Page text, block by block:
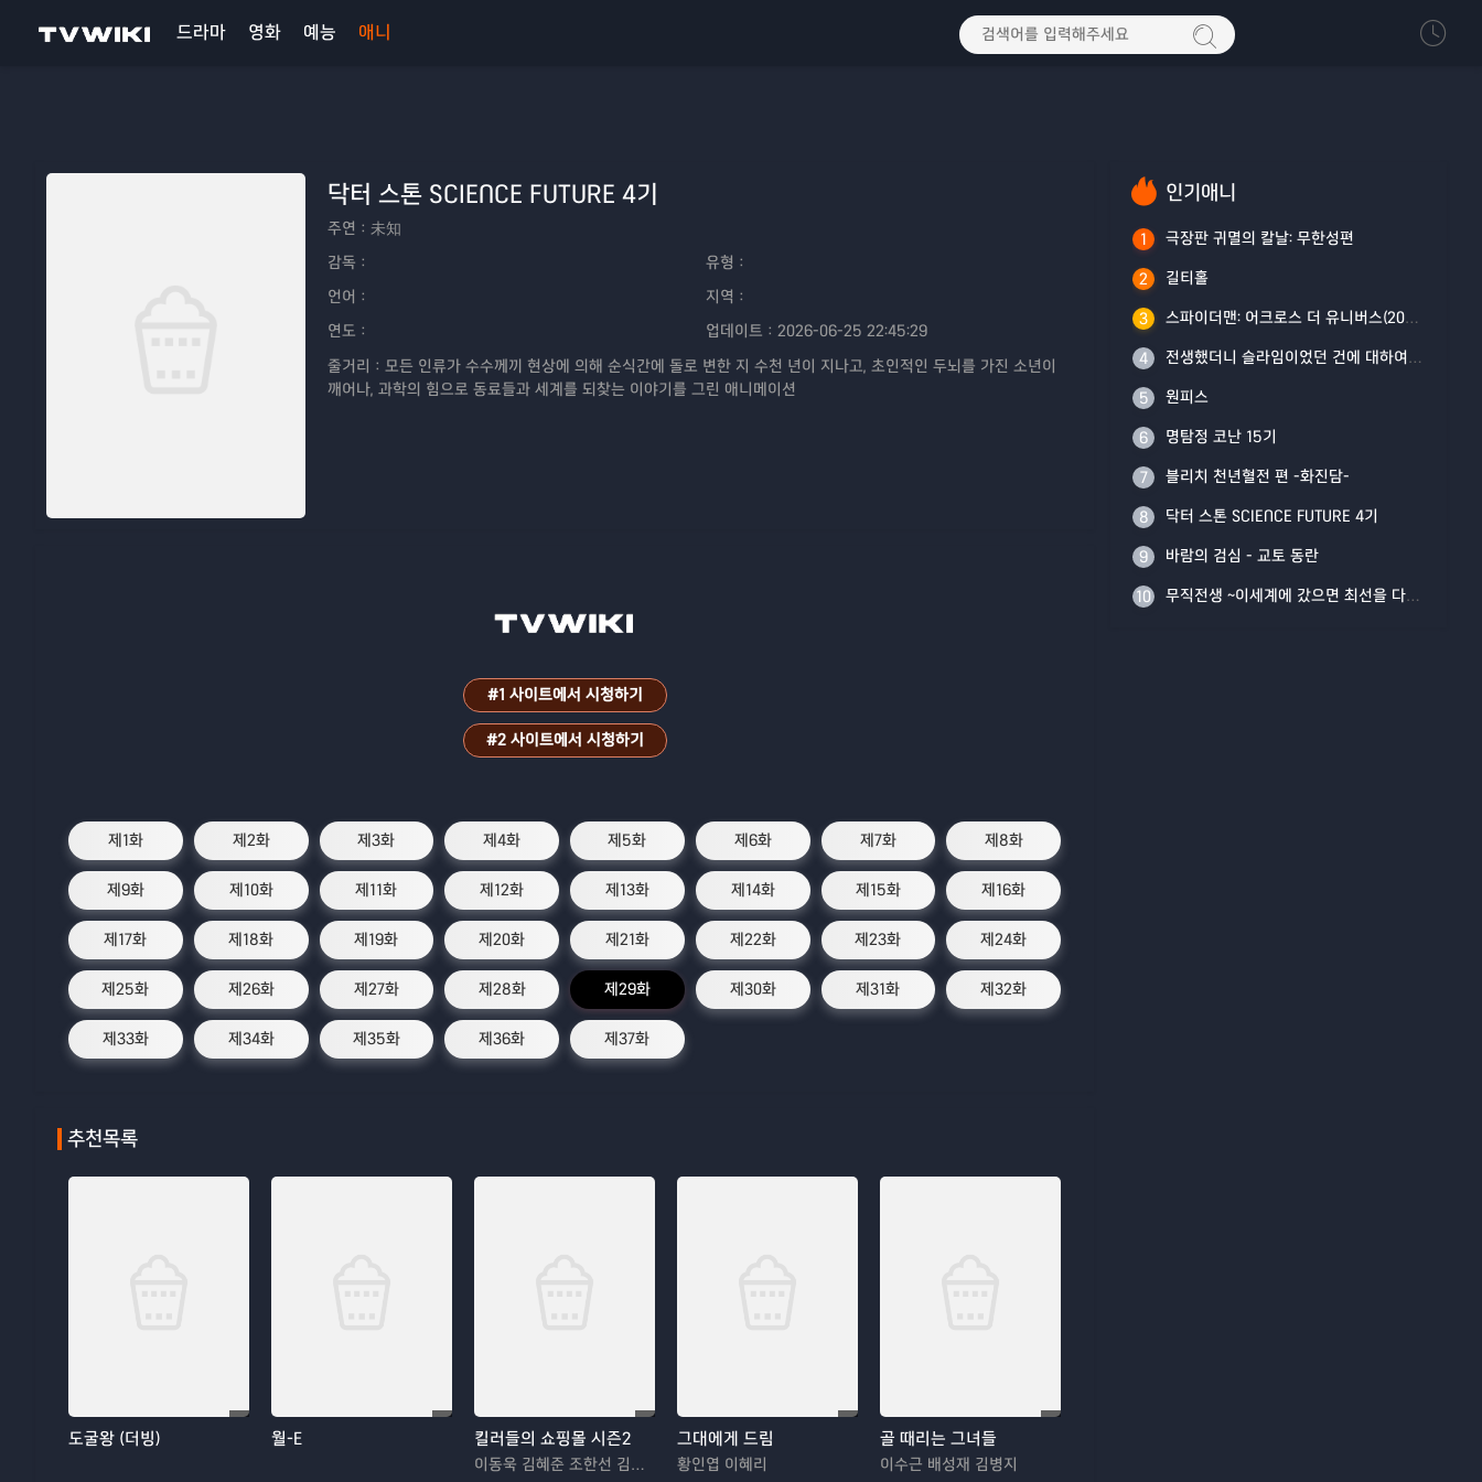
드라마 영화 예능 애니
닥터 스톤 SCIENCE FUTURE 4기
주연： 未知
감독：
유형：
언어：
지역：
연도：
업데이트： 2026-06-25 22:45:29
줄거리： 모든 인류가 수수께끼 현상에 의해 순식간에 돌로 변한 지 수천 년이 지나고, 초인적인 두뇌를 가진 소년이
깨어나, 과학의 힘으로 동료들과 세계를 되찾는 이야기를 그린 애니메이션
#1 사이트에서 시청하기
#2 사이트에서 시청하기
제1화 제2화 제3화 제4화 제5화 제6화 제7화 제8화
제9화 제10화 제11화 제12화 제13화 제14화 제15화 제16화
제17화 제18화 제19화 제20화 제21화 제22화 제23화 제24화
제25화 제26화 제27화 제28화 제29화 제30화 제31화 제32화
제33화 제34화 제35화 제36화 제37화
추천목록
도굴왕 (더빙) 월-E 킬러들의 쇼핑몰 시즌2
이동욱 김혜준 조한선 김해나
그대에게 드림
황인엽 이혜리
골 때리는 그녀들
이수근 배성재 김병지
인기애니
1 극장판 귀멸의 칼날: 무한성편
2 길티홀
3 스파이더맨: 어크로스 더 유니버스(2023)
4 전생했더니 슬라임이었던 건에 대하여 4기
5 원피스
6 명탐정 코난 15기
7 블리치 천년혈전 편 -화진담-
8 닥터 스톤 SCIENCE FUTURE 4기
9 바람의 검심 - 교토 동란
10 무직전생 ~이세계에 갔으면 최선을 다한다~ Part 2